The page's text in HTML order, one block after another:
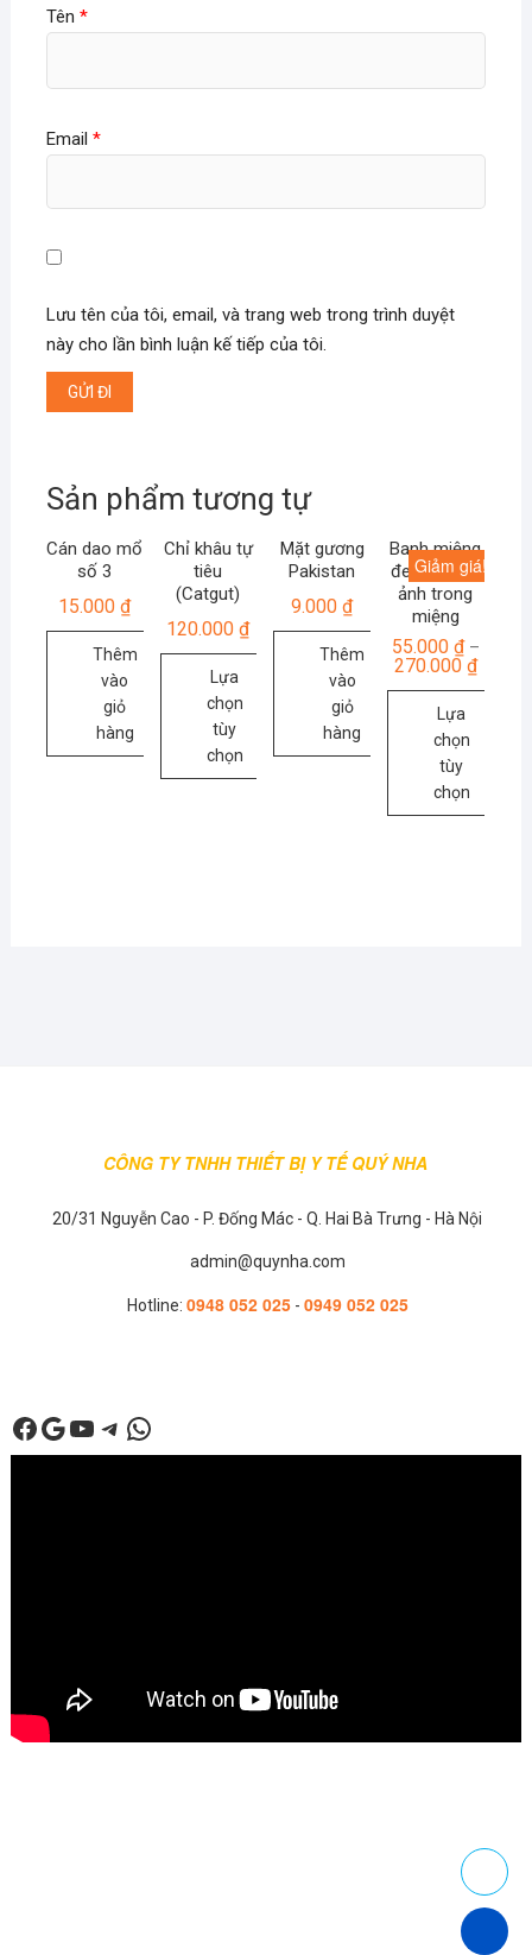
Tên *
Email *
Lưu tên của tôi, email, và trang web trong trình duyệt
này cho lần bình luận kế tiếp của tôi.
Sản phẩm tương tự
Cán dao mổ
số 3
15.000₫
Thêm
vào
giỏ
hàng
Chỉ khâu tự
tiêu
(Catgut)
120.000₫
Lựa
chọn
tùy
chọn
chọn
trang
phẩm
Mặt gương
Pakistan
9.000₫
Thêm
vào
giỏ
hàng
Giảm giá!
Banh miệng
đen – Chụp
ảnh trong
miệng
55.000 ₫–
270.000 ₫
Lựa
chọn
tùy
chọn
trên
CÔNG TY TNHH THIẾT BỊ Y TẾ QUÝ NHA
20/31 Nguyễn Cao - P. Đống Mác - Q. Hai Bà Trưng - Hà Nội
admin@quynha.com
Hotline: 0948 052 025- 0949 052 025
Facebook
Google
Youtube
Telegram
WhatsApp